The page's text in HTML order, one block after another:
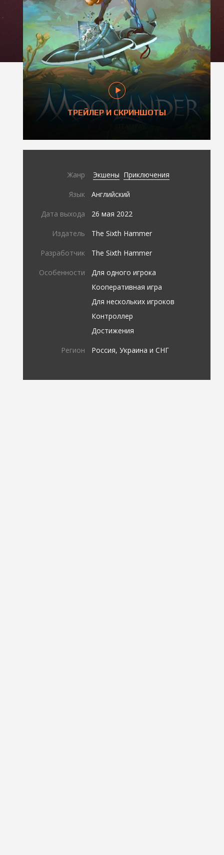
ТРЕЙЛЕР И СКРИНШОТЫ
Жанр Экшены Приключения
Язык Английский
Дата выхода 26 мая 2022
Издатель The Sixth Hammer
Разработчик The Sixth Hammer
Особенности
Для одного игрока
Кооперативная игра
Для нескольких игроков
Контроллер
Достижения
Регион Россия, Украина и СНГ